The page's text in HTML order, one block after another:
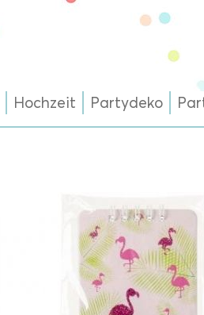
Hochzeit Partydeko